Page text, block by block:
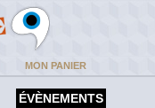
MON PANIER
ÉVÈNEMENTS